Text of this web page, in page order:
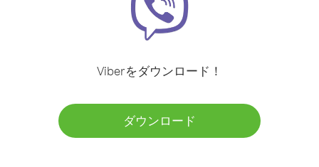
Viberをダウンロード！
ダウンロード